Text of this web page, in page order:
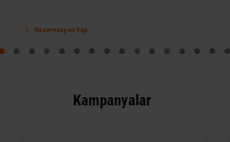
Rezervasyon Yap
Kampanyalar